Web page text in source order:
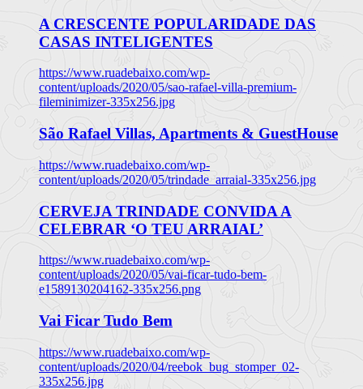
A CRESCENTE POPULARIDADE DAS
CASAS INTELIGENTES
https://www.ruadebaixo.com/wp-
content/uploads/2020/05/sao-rafael-villa-premium-
fileminimizer-335x256.jpg
São Rafael Villas, Apartments & GuestHouse
https://www.ruadebaixo.com/wp-
content/uploads/2020/05/trindade_arraial-335x256.jpg
CERVEJA TRINDADE CONVIDA A
CELEBRAR ‘O TEU ARRAIAL’
https://www.ruadebaixo.com/wp-
content/uploads/2020/05/vai-ficar-tudo-bem-
e1589130204162-335x256.png
Vai Ficar Tudo Bem
https://www.ruadebaixo.com/wp-
content/uploads/2020/04/reebok_bug_stomper_02-
335x256.jpg